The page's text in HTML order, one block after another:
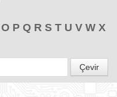
TƏDBİRLƏR
PROQRAMLAR
O P Q R S T U V W X
Çevir